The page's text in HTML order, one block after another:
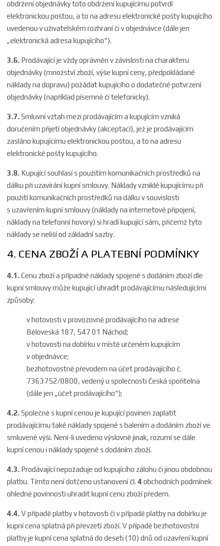
obdržení objednávky toto obdržení kupujícímu potvrdí
elektronickou poštou, a to na adresu elektronické pošty kupujícího
uvedenou v uživatelském rozhraní či v objednávce (dále jen
„elektronická adresa kupujícího“).
3.6. Prodávající je vždy oprávněn v závislosti na charakteru
objednávky (množství zboží, výše kupní ceny, předpokládané
náklady na dopravu) požádat kupujícího o dodatečné potvrzení
objednávky (například písemně či telefonicky).
3.7.Smluvní vztah mezi prodávajícím a kupujícím vzniká
doručením přijetí objednávky (akceptací), jež je prodávajícím
zasláno kupujícímu elektronickou poštou, a to na adresu
elektronické pošty kupujícího.
3.8. Kupující souhlasí s použitím komunikačních prostředků na
dálku při uzavírání kupní smlouvy. Náklady vzniklé kupujícímu při
použití komunikačních prostředků na dálku v souvislosti
s uzavřením kupní smlouvy (náklady na internetové připojení,
náklady na telefonní hovory) si hradí kupující sám, přičemž tyto
náklady se neliší od základní sazby.
4. CENA ZBOŽÍ A PLATEBNÍ PODMÍNKY
4.1.Cenu zboží a případné náklady spojené s dodáním zboží dle
kupní smlouvy může kupující uhradit prodávajícímu následujícími
způsoby:
v hotovosti v provozovně prodávajícího na adrese
Běloveská 187, 547 01 Náchod;
v hotovosti na dobírku v místě určeném kupujícím
v objednávce;
bezhotovostně převodem na účet prodávajícího č.
7363752/0800, vedený u společnosti Česká spořitelna
(dále jen „účet prodávajícího“);
4.2.Společně s kupní cenou je kupující povinen zaplatit
prodávajícímu také náklady spojené s balením a dodáním zboží ve
smluvené výši. Není-li uvedeno výslovně jinak, rozumí se dále
kupní cenou i náklady spojené s dodáním zboží.
4.3. Prodávající nepožaduje od kupujícího zálohu či jinou obdobnou
platbu. Tímto není dotčeno ustanovení čl.4 obchodních podmínek
ohledně povinnosti uhradit kupní cenu zboží předem.
4.4.V případě platby v hotovosti či v případě platby na dobírku je
kupní cena splatná při převzetí zboží. V případě bezhotovostní
platby je kupní cena splatná do deseti (10) dnů od uzavření kupní